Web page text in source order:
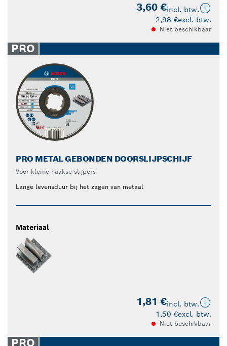
3,60 €incl. btw.
2,98 €excl. btw.
Niet beschikbaar
PRO
PRO METAL GEBONDEN DOORSLIJPSCHIJF
Voor kleine haakse slijpers
Lange levensduur bij het zagen van metaal
Materiaal
1,81 €incl. btw.
1,50 €excl. btw.
Niet beschikbaar
PRO